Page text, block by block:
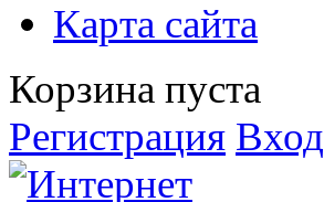
Карта сайта
Корзина пуста
Регистрация Вход